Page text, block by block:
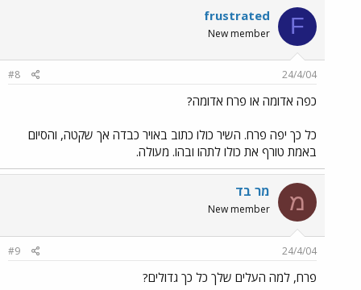
F
frustrated
New member
24/4/04
#8
כפה אדומה או פרח אדומה?
כל כך יפה פרח. השיר כולו כתוב באויר כבדה אך שקטה, והסיום
באמת טורף את כולו לתהו ובהו. מעולה.
מ מר בד
New member
24/4/04
#9
פרח, למה העלים שלך כל כך גדולים?